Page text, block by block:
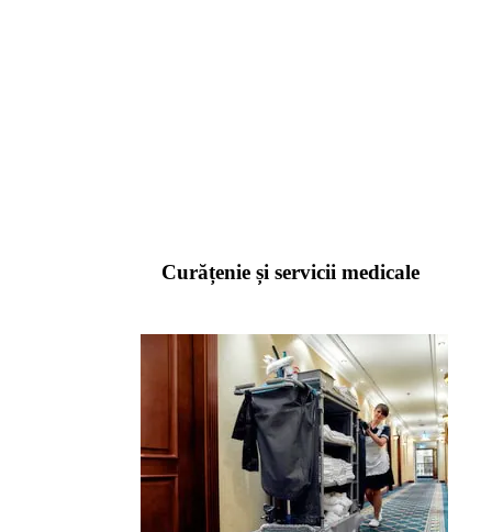
Curățenie și servicii medicale